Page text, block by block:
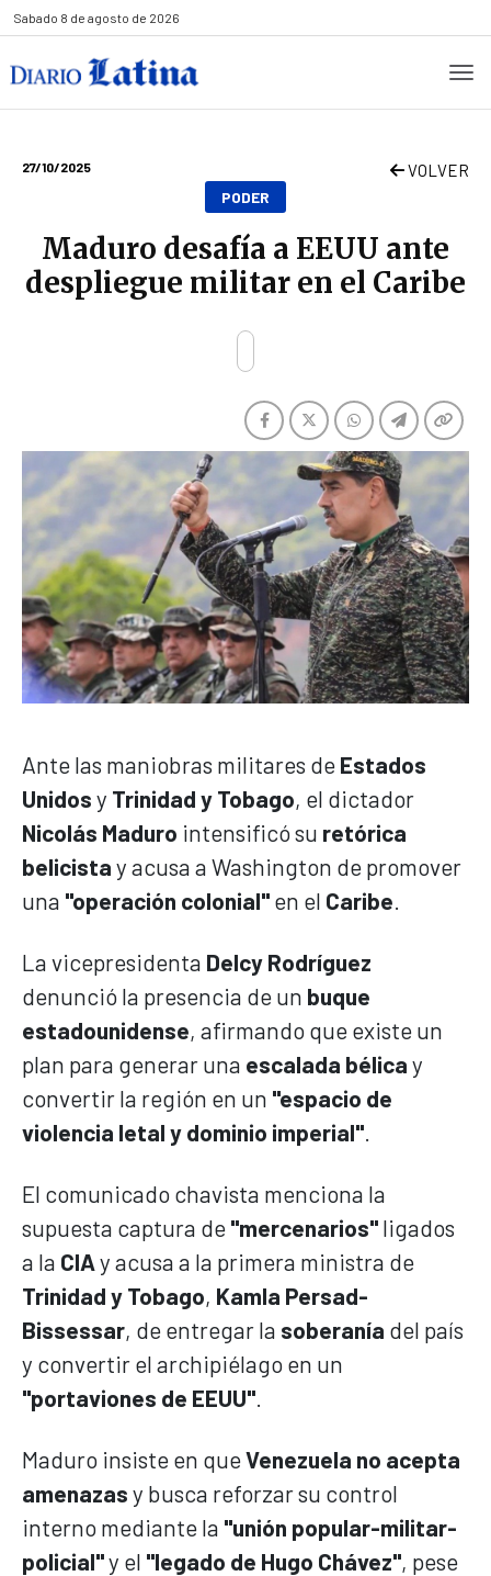
Sabado 8 de agosto de 2026
27/10/2025 VOLVER
PODER
Maduro desafía a EEUU ante
despliegue militar en el Caribe
Ante las maniobras militares de Estados
Unidos y Trinidad y Tobago, el dictador
Nicolás Maduro intensificó su retórica
belicista y acusa a Washington de promover
una "operación colonial" en el Caribe
La vicepresidenta Delcy Rodríguez
denunció la presencia de un buque
estadounidense, afirmando que existe un
plan para generar una escalada bélica y
convertir la región en un "espacio de
violencia letal y dominio imperial"
El comunicado chavista menciona la
supuesta captura de "mercenarios" ligados
a la CIA y acusa a la primera ministra de
Trinidad y Tobago, Kamla Persad-
Bissessar, de entregar la soberanía del país
y convertir el archipiélago en un
"portaviones de EEUU"
Maduro insiste en queVenezuela no acepta
amenazas y busca reforzar su control
interno mediante la "unión popular-militar-
policial"y el "legado de Hugo Chávez", pese